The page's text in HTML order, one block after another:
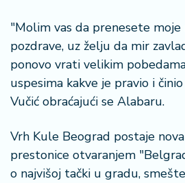
"Molim vas da prenesete moje
pozdrave, uz želju da mir
ponovo vrati velikim
uspesima kakve je pravio i
Vučić obraćajući se Alabaru.
Vrh Kule Beograd postaje
prestonice otvaranjem
o najvišoj tački u gradu,